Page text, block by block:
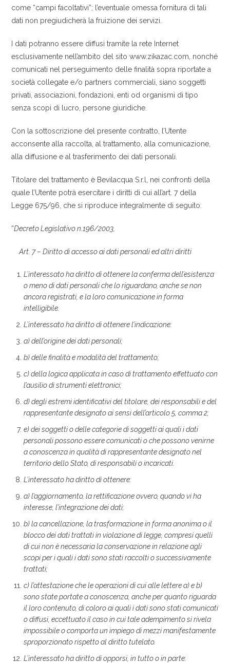
come “campi facoltativi”; l’eventuale omessa fornitura di tali
dati non pregiudicherà la fruizione dei servizi.
I dati potranno essere diffusi tramite la rete Internet
esclusivamente nell’ambito del sito www.zikazac.com, nonché
comunicati nel perseguimento delle finalità sopra riportate a
società collegate e/o partners commerciali, siano soggetti
privati, associazioni, fondazioni, enti od organismi di tipo
senza scopi di lucro, persone giuridiche.
Con la sottoscrizione del presente contratto, l’Utente
acconsente alla raccolta, al trattamento, alla comunicazione,
alla diffusione e al trasferimento dei dati personali.
Titolare del trattamento è Bevilacqua S.r.l, nei confronti della
quale l’Utente potrà esercitare i diritti di cui all’art. 7 della
Legge 675/96, che si riproduce integralmente di seguito:
“Decreto Legislativo n.196/2003,
Art. 7 – Diritto di accesso ai dati personali ed altri diritti
L’interessato ha diritto di ottenere la conferma dell’esistenza
o meno di dati personali che lo riguardano, anche se non
ancora registrati, e la loro comunicazione in forma
intelligibile.
L’interessato ha diritto di ottenere l’indicazione:
a) dell’origine dei dati personali;
b) delle finalità e modalità del trattamento;
c) della logica applicata in caso di trattamento effettuato con
l’ausilio di strumenti elettronici;
d) degli estremi identificativi del titolare, dei responsabili e del
rappresentante designato ai sensi dell’articolo 5, comma 2;
e) dei soggetti o delle categorie di soggetti ai quali i dati
personali possono essere comunicati o che possono venirne
a conoscenza in qualità di rappresentante designato nel
territorio dello Stato, di responsabili o incaricati.
L’interessato ha diritto di ottenere:
a) l’aggiornamento, la rettificazione ovvero, quando vi ha
interesse, l’integrazione dei dati;
b) la cancellazione, la trasformazione in forma anonima o il
blocco dei dati trattati in violazione di legge, compresi quelli
di cui non è necessaria la conservazione in relazione agli
scopi per i quali i dati sono stati raccolti o successivamente
trattati;
c) l’attestazione che le operazioni di cui alle lettere a) e b)
sono state portate a conoscenza, anche per quanto riguarda
il loro contenuto, di coloro ai quali i dati sono stati comunicati
o diffusi, eccettuato il caso in cui tale adempimento si rivela
impossibile o comporta un impiego di mezzi manifestamente
sproporzionato rispetto al diritto tutelato.
L’interessato ha diritto di opporsi, in tutto o in parte: